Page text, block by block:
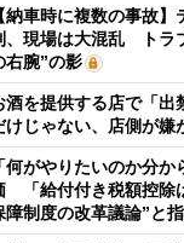
【納車時に複数の事故
、現場は大混乱 トラ
右腕”の影
酒を提供する店で「
けじゃない、店側が嫌
「何がやりたいのか分
「給付付き税額控除
障制度の改革議論”と